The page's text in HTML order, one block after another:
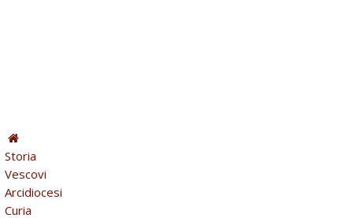
Storia
Vescovi
Arcidiocesi
Curia